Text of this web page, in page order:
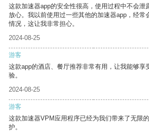
这款加速器app的安全性很高，使用过程中不会泄
放心。我以前使用过一些其他的加速器app，经常
情况，这让我非常担心。
2024-08-25
游客
这款app的酒店、餐厅推荐非常有用，让我能够享
验。
2024-08-25
游客
这款加速器VPM应用程序已经为我们带来了无限
护。